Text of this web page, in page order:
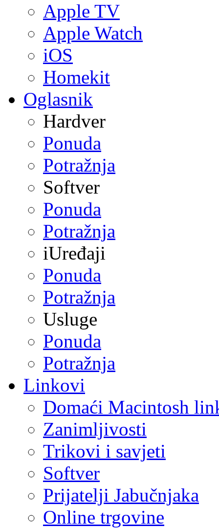
Apple TV
Apple Watch
iOS
Homekit
Oglasnik
Hardver
Ponuda
Potražnja
Softver
Ponuda
Potražnja
iUređaji
Ponuda
Potražnja
Usluge
Ponuda
Potražnja
Linkovi
Domaći Macintosh
Zanimljivosti
Trikovi i savjeti
Softver
Prijatelji Jabučnjaka
Online trgovine